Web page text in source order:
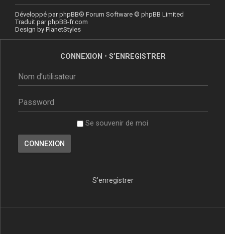
Développé parphpBB® Forum Software © phpBB Limited
Traduit parphpBB-fr.com
Design by PlanetStyles
CONNEXION • S’ENREGISTRER
Se souvenir de moi
S’enregistrer